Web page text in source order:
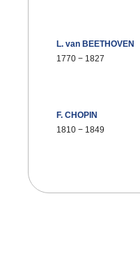
L. van BEETHOVEN
1770 − 1827
F. CHOPIN
1810 − 1849